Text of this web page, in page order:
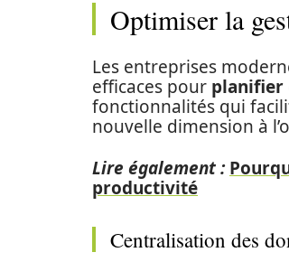
Optimiser la
Les entreprises
efficaces pour planifier
fonctionnalités qui
nouvelle dimension à
Lire également :
productivité
Centralisation des